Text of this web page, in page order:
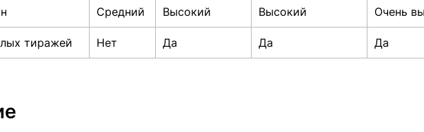
Средний Высокий Высокий Очень
тиражей Нет Да Да Да